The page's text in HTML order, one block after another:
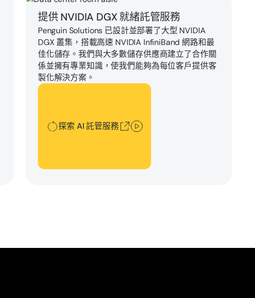
提供 NVIDIA DGX 就緒託管服務
Penguin Solutions 已設計並部署了大型 NVIDIA
DGX 叢集，搭載高速 NVIDIA InfiniBand 網路和最
佳化儲存。我們與大多數儲存供應商建立了合作關
係並擁有專業知識，使我們能夠為每位客戶提供客
製化解決方案。
探索 AI 託管服務
探索 AI 託管服務
探索 AI 託管服務